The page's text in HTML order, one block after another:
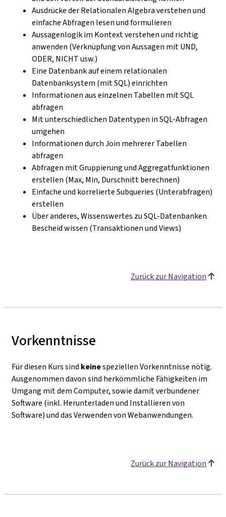
Ausdrücke der Relationalen Algebra verstehen und
einfache Abfragen lesen und formulieren
Aussagenlogik im Kontext verstehen und richtig
anwenden (Verknüpfung von Aussagen mit UND,
ODER, NICHT usw.)
Eine Datenbank auf einem relationalen
Datenbanksystem (mit SQL) einrichten
Informationen aus einzelnen Tabellen mit SQL
abfragen
Mit unterschiedlichen Datentypen in SQL-Abfragen
umgehen
Informationen durch Join mehrerer Tabellen
abfragen
Abfragen mit Gruppierung und Aggregatfunktionen
erstellen (Max, Min, Durschnitt berechnen)
Einfache und korrelierte Subqueries (Unterabfragen)
erstellen
Über anderes, Wissenswertes zu SQL-Datenbanken
Bescheid wissen (Transaktionen und Views)
Zurück zur Navigation
Vorkenntnisse
Für diesen Kurs sind keinespeziellen Vorkenntnisse nötig.
Ausgenommen davon sind herkömmliche Fähigkeiten im
Umgang mit dem Computer, sowie damit verbundener
Software (inkl. Herunterladen und Installieren von
Software) und das Verwenden von Webanwendungen.
Zurück zur Navigation